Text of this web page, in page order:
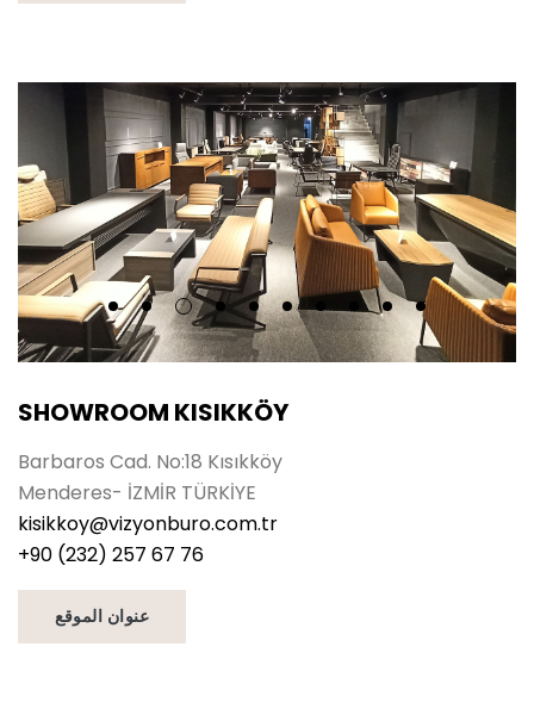
SHOWROOM KISIKKÖY
Barbaros Cad. No:18 Kısıkköy
Menderes- İZMİR TÜRKİYE
kisikkoy@vizyonburo.com.tr
+90 (232) 257 67 76
عنوان الموقع